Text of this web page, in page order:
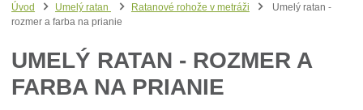
Úvod Umelý ratan Ratanové rohože v metráži
Umelý ratan -
rozmer a farba na prianie
UMELÝ RATAN - ROZMER A
FARBA NA PRIANIE